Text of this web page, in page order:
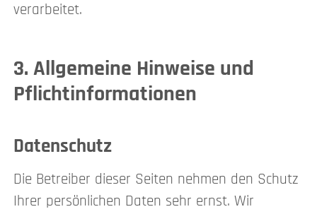
verarbeitet.
3. Allgemeine Hinweise und
Pflicht­informationen
Datenschutz
Die Betreiber dieser Seiten nehmen den Schutz
Ihrer persönlichen Daten sehr ernst. Wir